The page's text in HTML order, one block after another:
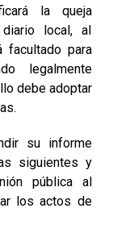
la queja
local, al
facultado para
legalmente
debe adoptar
su informe
siguientes y
pública al
los actos de